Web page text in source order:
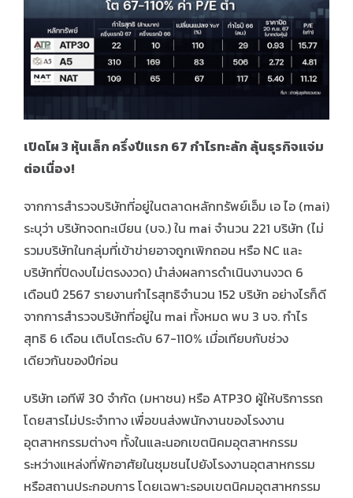
เปิดโผ3 หุ้นเล็ก ครึ่งปีแรก 67 กำไรทะลัก ลุ้นธุรกิจแจ่ม
ต่อเนื่อง!
จากการสำรวจบริษัทที่อยู่ในตลาดหลักทรัพย์เอ็ม เอ ไอ (mai)
ระบุว่า บริษัทจดทะเบียน (บจ.) ใน mai จำนวน 221 บริษัท (ไม่
รวมบริษัทในกลุ่มที่เข้าข่ายอาจถูกเพิกถอน หรือ NC และ
บริษัทที่ปิดงบไม่ตรงงวด) นำส่งผลการดำเนินงานงวด 6
เดือนปี 2567 รายงานกำไรสุทธิจำนวน 152 บริษัท อย่างไรก็ดี
จากการสำรวจบริษัทที่อยู่ใน mai ทั้งหมด พบ 3 บจ. กำไร
สุทธิ 6 เดือน เติบโตระดับ 67-110% เมื่อเทียบกับช่วง
เดียวกันของปีก่อน
บริษัท เอทีพี 30 จำกัด (มหาชน) หรือ ATP30 ผู้ให้บริการรถ
โดยสารไม่ประจำทาง เพื่อขนส่งพนักงานของโรงงาน
อุตสาหกรรมต่างๆ ทั้งในและนอกเขตนิคมอุตสาหกรรม
ระหว่างแหล่งที่พักอาศัยในชุมชนไปยังโรงงานอุตสาหกรรม
หรือสถานประกอบการ โดยเฉพาะรอบเขตนิคมอุตสาหกรรม